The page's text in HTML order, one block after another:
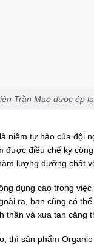
Trần Mao được ép
niềm tự hào của đội
được điều chế kỳ
lượng dưỡng chất
dụng cao trong
ra, bạn cũng có
thần và xua tan căng
thì sản phẩm